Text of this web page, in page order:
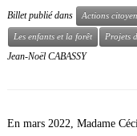
Billet publié dans Actions
Les enfants et la forêt Projets
Jean-Noël CABASSY
En mars 2022, Madame